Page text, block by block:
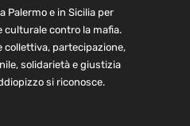
Palermo e in Sicilia per
culturale contro la mafia.
collettiva, partecipazione,
solidarietà e giustizia
si riconosce.